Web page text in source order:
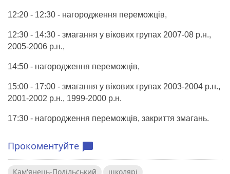
12:20 - 12:30 - нагородження переможців,
12:30 - 14:30 - змагання у вікових групах 2007-08 р.н.,
2005-2006 р.н.,
14:50 - нагородження переможців,
15:00 - 17:00 - змагання у вікових групах 2003-2004 р.н.,
2001-2002 р.н., 1999-2000 р.н.
17:30 - нагородження переможців, закриття змагань.
Прокоментуйте chat_bubble
Кам'янець-Подільський школярі